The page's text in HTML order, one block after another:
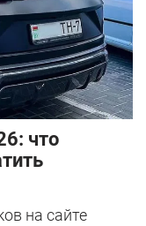
что
на сайте